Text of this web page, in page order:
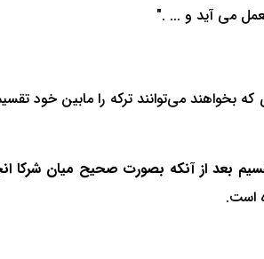
می آید و ... ."
می‌توانند ترکه را مابین خود
از آنکه بصورت صحیح میان شرکا